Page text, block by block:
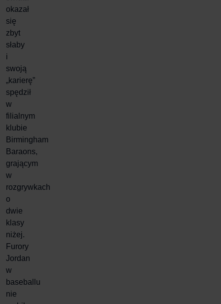
okazał
się
zbyt
słaby
i
swoją
„karierę”
spędził
w
filialnym
klubie
Birmingham
Baraons,
grającym
w
rozgrywkach
o
dwie
klasy
niżej.
Furory
Jordan
w
baseballu
nie